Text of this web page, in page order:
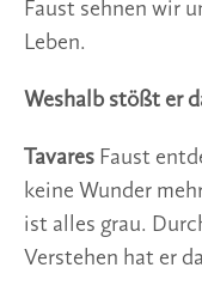
Faust sehnen wir
Leben.
Weshalb stößt er
Tavares Faust
keine Wunder
ist alles grau.
Verstehen hat er